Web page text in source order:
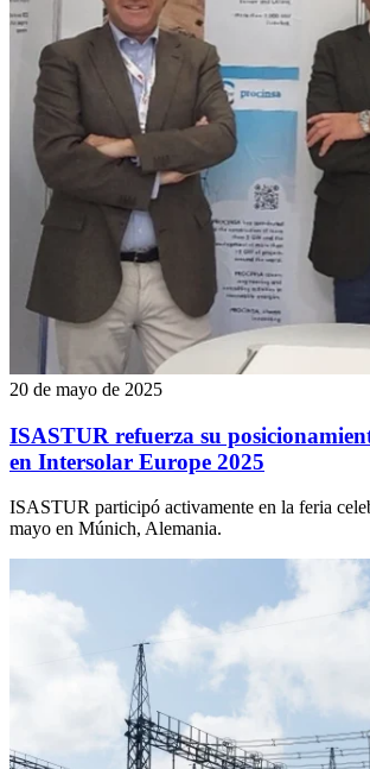
20 de mayo de 2025
ISASTUR refuerza su
en Intersolar Europe 2025
ISASTUR participó activamente en la feria
mayo en Múnich, Alemania.